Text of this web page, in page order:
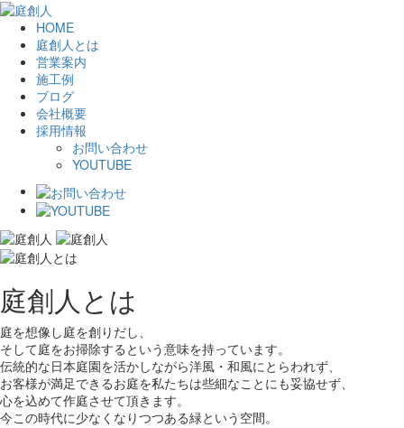
HOME
庭創人とは
営業案内
施工例
ブログ
会社概要
採用情報
お問い合わせ
YOUTUBE
庭創人とは
庭を想像し庭を創りだし、
そして庭をお掃除するという意味を持っています。
伝統的な日本庭園を活かしながら洋風・和風にとらわれず、
お客様が満足できるお庭を私たちは些細なことにも妥協せず、
心を込めて作庭させて頂きます。
今この時代に少なくなりつつある緑という空間。